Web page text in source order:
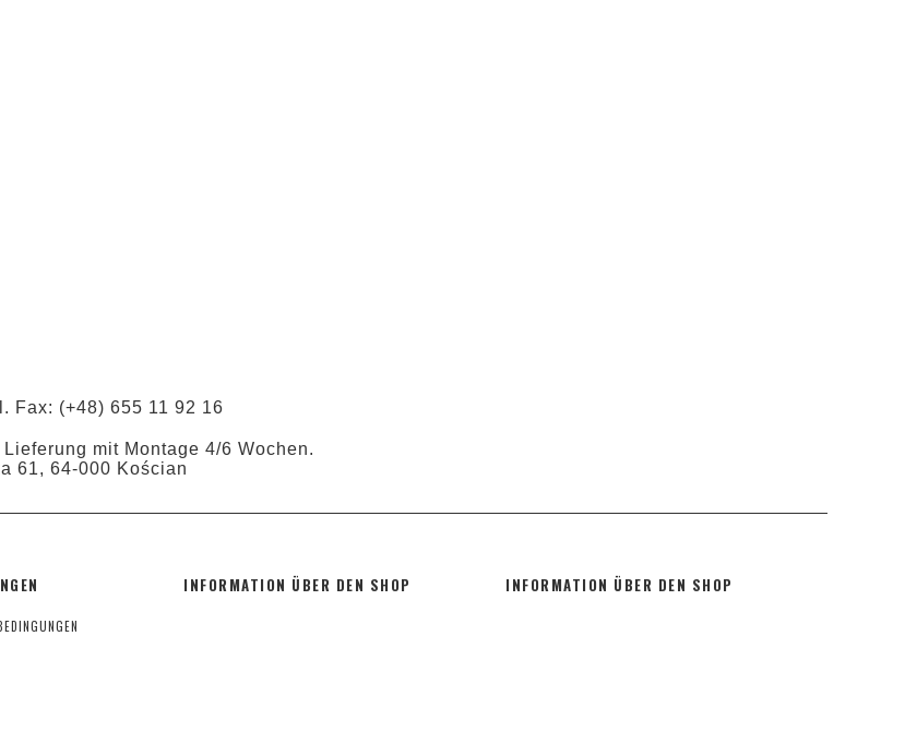
Fax: (+48) 655 11 92 16
mit Montage 4/6 Wochen.
61, 64-000 Kościan
INFORMATION ÜBER DEN SHOP INFORMATION ÜBER DEN SHOP